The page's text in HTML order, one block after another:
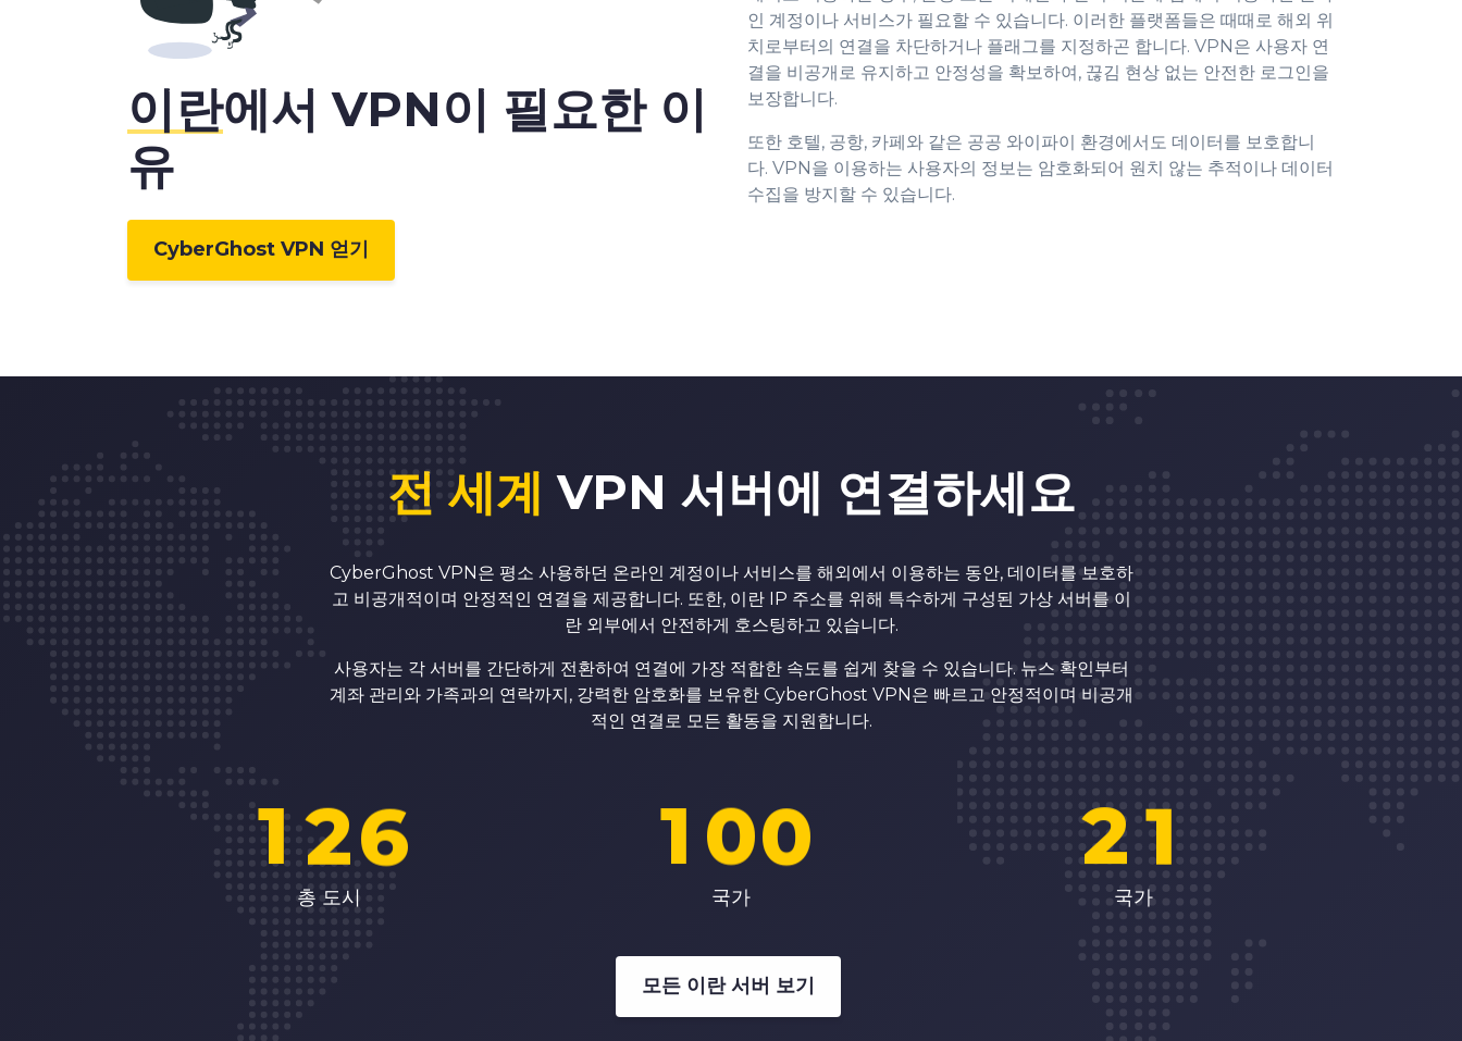
이란에서 VPN이 필요한 이
유
CyberGhost VPN 얻기
인 계정이나 서비스가 필요할 수 있습니다. 이러한 플랫폼들은 때때로 해외 위
치로부터의 연결을 차단하거나 플래그를 지정하곤 합니다. VPN은 사용자 연
결을 비공개로 유지하고 안정성을 확보하여, 끊김 현상 없는 안전한 로그인을
보장합니다.
또한 호텔, 공항, 카페와 같은 공공 와이파이 환경에서도 데이터를 보호합니
다. VPN을 이용하는 사용자의 정보는 암호화되어 원치 않는 추적이나 데이터
수집을 방지할 수 있습니다.
전 세계VPN 서버에 연결하세요
CyberGhost VPN은 평소 사용하던 온라인 계정이나 서비스를 해외에서 이용하는 동안, 데이터를 보호하
고 비공개적이며 안정적인 연결을 제공합니다. 또한, 이란 IP 주소를 위해 특수하게 구성된 가상 서버를 이
란 외부에서 안전하게 호스팅하고 있습니다.
사용자는 각 서버를 간단하게 전환하여 연결에 가장 적합한 속도를 쉽게 찾을 수 있습니다. 뉴스 확인부터
계좌 관리와 가족과의 연락까지, 강력한 암호화를 보유한 CyberGhost VPN은 빠르고 안정적이며 비공개
적인 연결로 모든 활동을 지원합니다.
1
3
4
5
6
9
0
2
3
7
8
9
0
2
3
4
6
총 도시
0
1
3
0
2
4
5
6
7
8
9
0
1
2
0
1
2
4
5
6
7
8
9
0
2
국가
0
2
3
1
2
3
5
7
8
1
2
국가
모든 이란 서버 보기